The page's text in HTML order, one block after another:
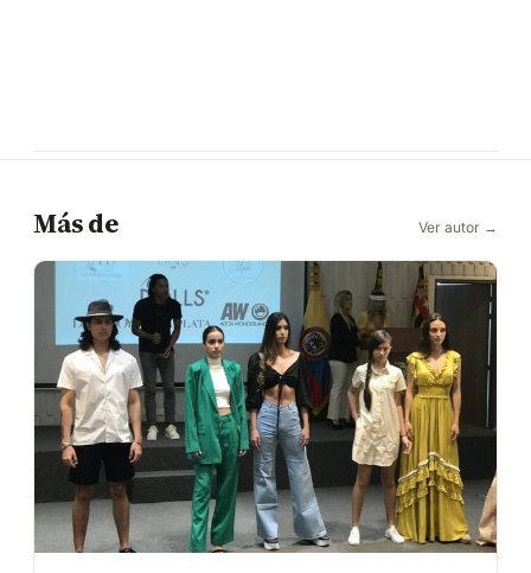
Más de Ver autor →